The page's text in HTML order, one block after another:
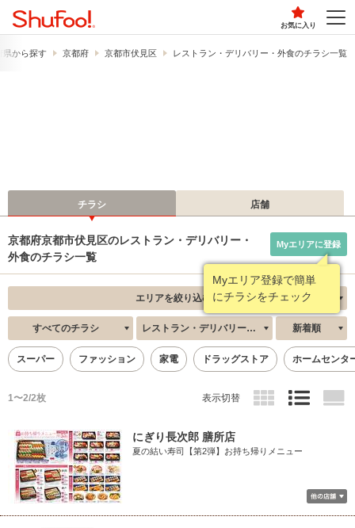
お気に入り
県から探す 京都府 京都市伏見区 レストラン・デリバリー・外食のチラシ一覧
チラシ 店舗
京都府京都市伏見区のレストラン・デリバリー・
外食のチラシ一覧
Myエリア登録で簡単
にチラシをチェック
Myエリアに登録
エリアを絞り込む
すべてのチラシ レストラン・デリバリー・外食 新着順
スーパー ファッション 家電 ドラッグストア ホームセンタ
1〜2/2枚 表示切替
にぎり長次郎 膳所店
夏の結い寿司【第2弾】お持ち帰りメニュー